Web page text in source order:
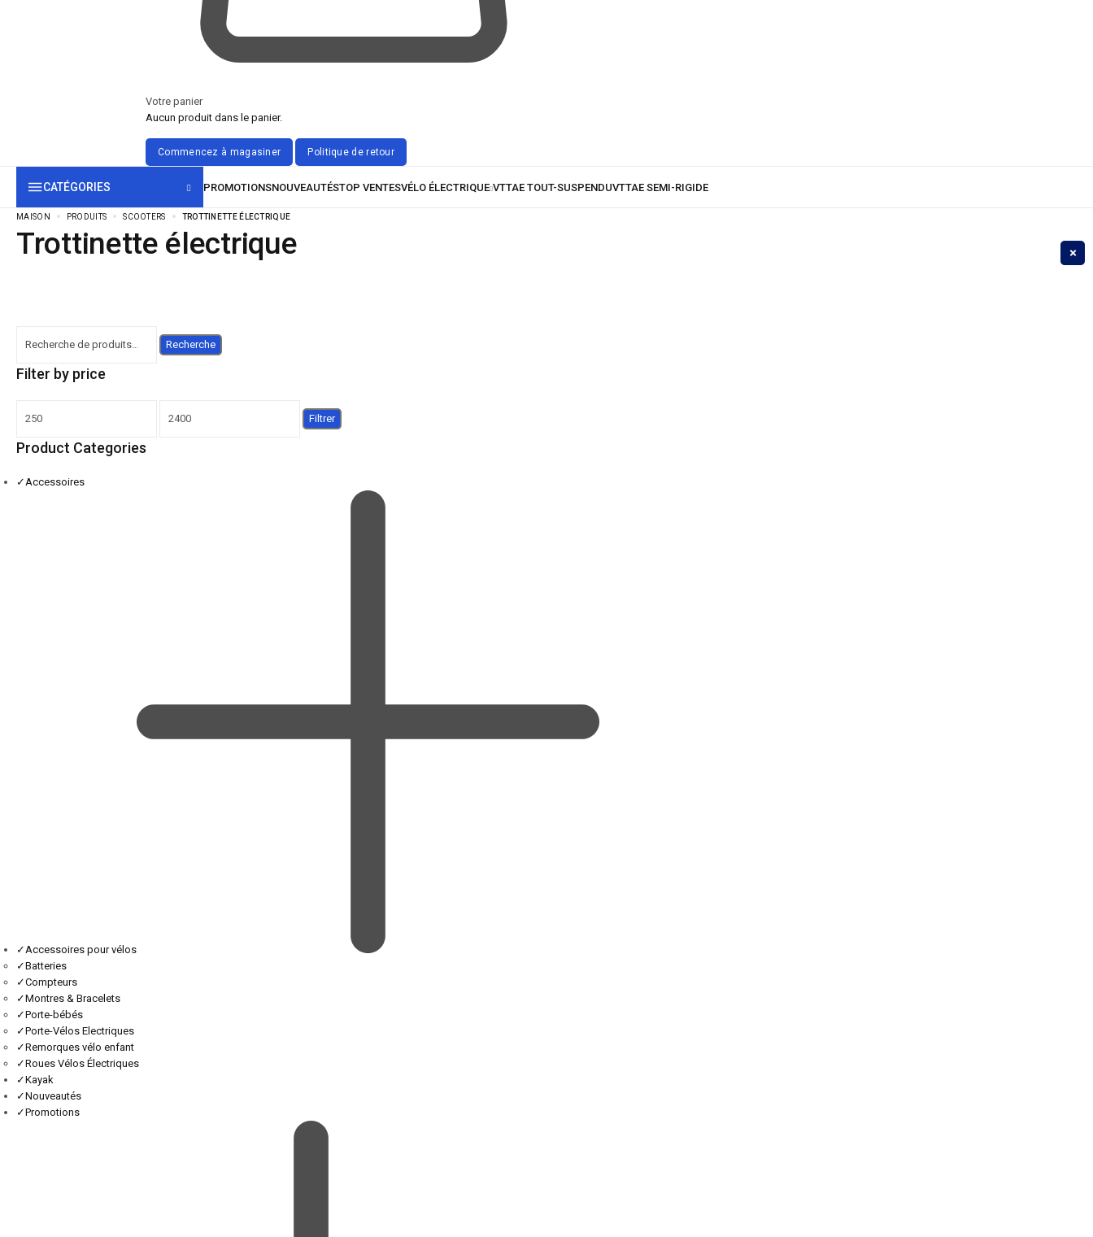
Votre panier
Aucun produit dans le panier.
CATÉGORIES
MAISON PRODUITS SCOOTERS TROTTINETTE ÉLECTRIQUE
Trottinette électrique
Recherche
Filter by price
Filtrer
Product Categories
✓Accessoires
✓ Accessoires pour vélos
✓Batteries
✓Compteurs
✓Montres & Bracelets
✓Porte-bébés
✓Porte-Vélos Electriques
✓Remorques vélo enfant
✓Roues Vélos Électriques
✓Kayak
✓Nouveautés
✓Promotions